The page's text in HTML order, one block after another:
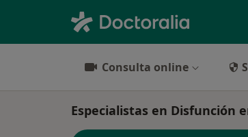
Consulta online
Especialistas en Disfunción